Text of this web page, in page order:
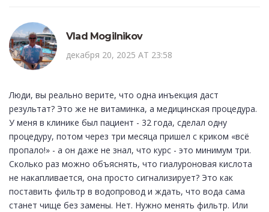
Vlad Mogilnikov
декабря 20, 2025 AT 23:58
Люди, вы реально верите, что одна инъекция даст
результат? Это же не витаминка, а медицинская процедура.
У меня в клинике был пациент - 32 года, сделал одну
процедуру, потом через три месяца пришел с криком «всё
пропало!» - а он даже не знал, что курс - это минимум три.
Сколько раз можно объяснять, что гиалуроновая кислота
не накапливается, она просто сигнализирует? Это как
поставить фильтр в водопровод и ждать, что вода сама
станет чище без замены. Нет. Нужно менять фильтр. Или